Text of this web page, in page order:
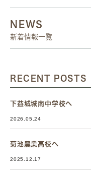
NEWS
新着情報一覧
RECENT POSTS
下益城城南中学校へ
2026.05.24
菊池農業高校へ
2025.12.17